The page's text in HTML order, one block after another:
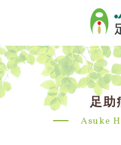
足助
Asuke